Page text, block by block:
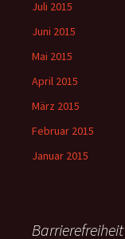
Juli 2015
Juni 2015
Mai 2015
April 2015
März 2015
Februar 2015
Januar 2015
Barrierefreiheit